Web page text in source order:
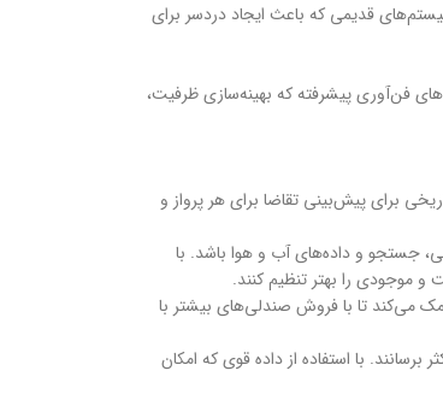
قدیمی که باعث ایجاد دردسر برای
فن‌آوری پیشرفته که بهینه‌سازی ظرفیت،
برای پیش‌بینی تقاضا برای هر پرواز و
جستجو و داده‌های آب و هوا باشد. با
موجودی را بهتر تنظیم کنند.
می‌کند تا با فروش صندلی‌های بیشتر با
با استفاده از داده قوی که امکان